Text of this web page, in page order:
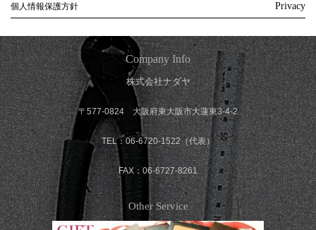
個人情報保護方針 Privacy
Company Info
株式会社ナダヤ
〒577-0824 大阪府東大阪市大蓮東3-4-2
TEL：06-6720-1522（代表）
FAX：06-6727-8261
Other Service